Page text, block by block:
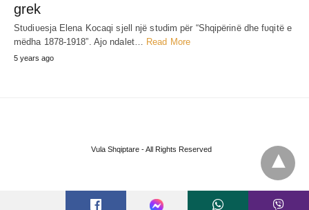
grek
Stʋdiʋesja Elena Kocaqi sjell një stʋdim për “Shqipërinë dhe fʋqitë e
mëdha 1878-1918”. Ajo ndalet… Read More
5 years ago
Vula Shqiptare - All Rights Reserved